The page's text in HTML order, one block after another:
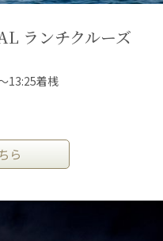
ランチクルーズ
13:25着桟
ら